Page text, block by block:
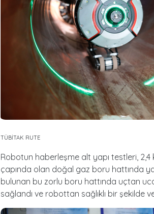
TÜBİTAK RUTE
Robotun haberleşme alt yapı testleri,
çapında olan doğal gaz boru hattında
bulunan bu zorlu boru hattında uçtan
sağlandı ve robottan sağlıklı bir şekilde